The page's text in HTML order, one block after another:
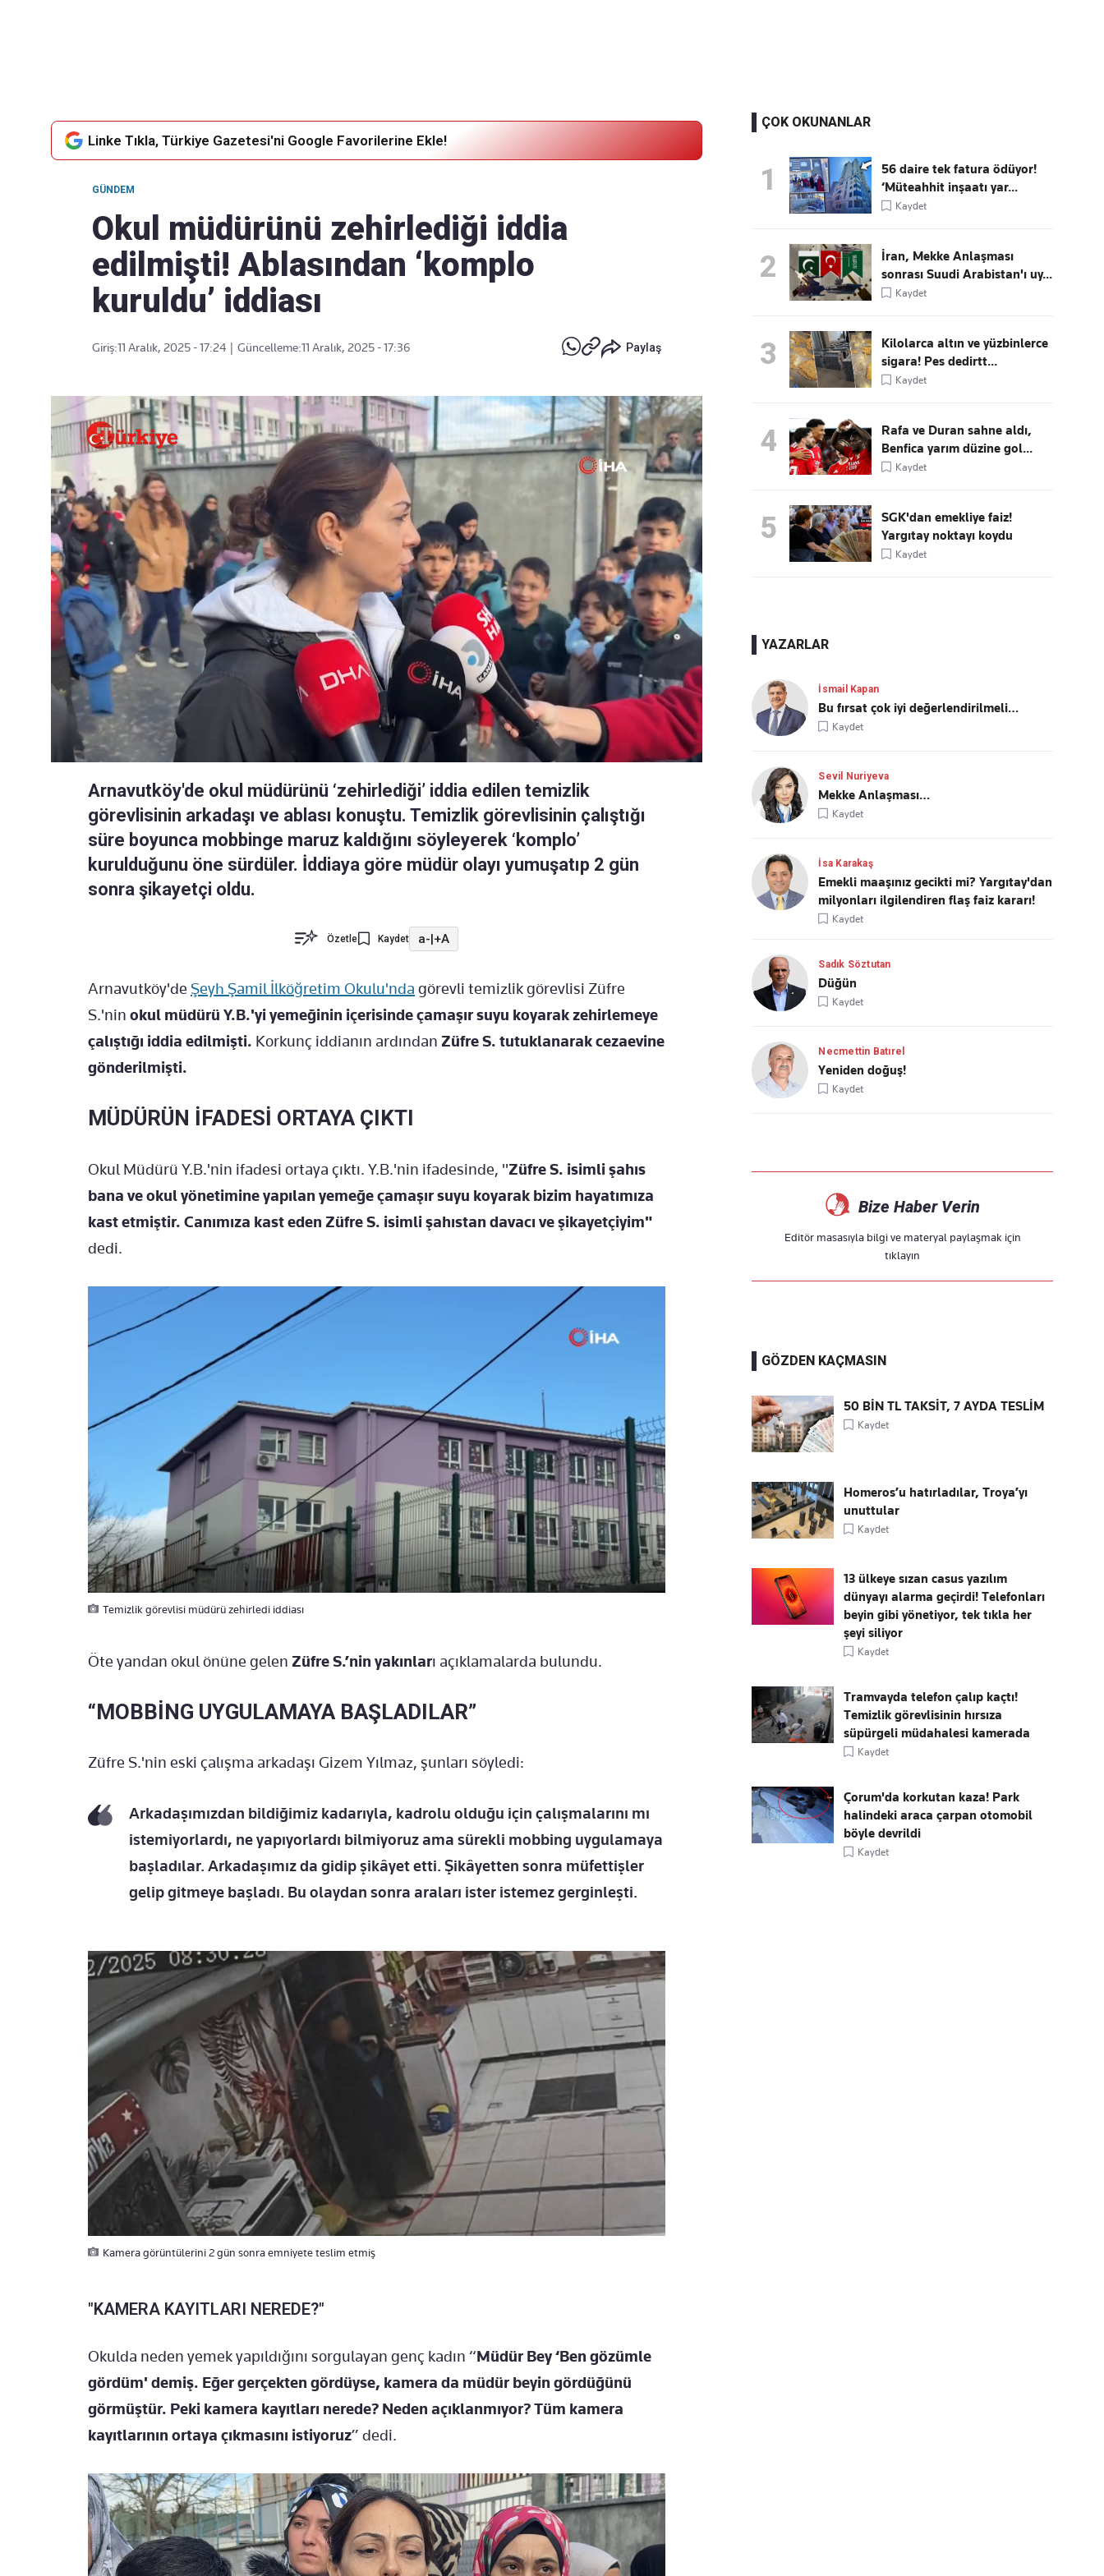
Linke Tıkla, Türkiye Gazetesi'ni Google Favorilerine Ekle!
GÜNDEM
Okul müdürünü zehirlediği iddia
edilmişti! Ablasından ‘komplo
kuruldu’ iddiası
Giriş:11 Aralık, 2025 - 17:24 Güncelleme:11 Aralık, 2025 - 17:36 Paylaş
Arnavutköy'de okul müdürünü ‘zehirlediği’ iddia edilen temizlik
görevlisinin arkadaşı ve ablası konuştu. Temizlik görevlisinin çalıştığı
süre boyunca mobbinge maruz kaldığını söyleyerek ‘komplo’
kurulduğunu öne sürdüler. İddiaya göre müdür olayı yumuşatıp 2 gün
sonra şikayetçi oldu.
Özetle Kaydet a-|+A
Arnavutköy'de Şeyh Şamil İlköğretim Okulu'nda görevli temizlik görevlisi Züfre
S.'nin okul müdürü Y.B.'yi yemeğinin içerisinde çamaşır suyu koyarak zehirlemeye
çalıştığı iddia edilmişti. Korkunç iddianın ardından Züfre S. tutuklanarak cezaevine
gönderilmişti.
MÜDÜRÜN İFADESİ ORTAYA ÇIKTI
Okul Müdürü Y.B.'nin ifadesi ortaya çıktı. Y.B.'nin ifadesinde, "Züfre S. isimli şahıs
bana ve okul yönetimine yapılan yemeğe çamaşır suyu koyarak bizim hayatımıza
kast etmiştir. Canımıza kast eden Züfre S. isimli şahıstan davacı ve şikayetçiyim"
dedi.
Temizlik görevlisi müdürü zehirledi iddiası
Öte yandan okul önüne gelen Züfre S.’nin yakınları açıklamalarda bulundu.
“MOBBİNG UYGULAMAYA BAŞLADILAR”
Züfre S.'nin eski çalışma arkadaşı Gizem Yılmaz, şunları söyledi:
Arkadaşımızdan bildiğimiz kadarıyla, kadrolu olduğu için çalışmalarını mı
istemiyorlardı, ne yapıyorlardı bilmiyoruz ama sürekli mobbing uygulamaya
başladılar. Arkadaşımız da gidip şikâyet etti. Şikâyetten sonra müfettişler
gelip gitmeye başladı. Bu olaydan sonra araları ister istemez gerginleşti.
Kamera görüntülerini 2 gün sonra emniyete teslim etmiş
"KAMERA KAYITLARI NEREDE?"
Okulda neden yemek yapıldığını sorgulayan genç kadın “Müdür Bey ‘Ben gözümle
gördüm' demiş. Eğer gerçekten gördüyse, kamera da müdür beyin gördüğünü
görmüştür. Peki kamera kayıtları nerede? Neden açıklanmıyor? Tüm kamera
kayıtlarının ortaya çıkmasını istiyoruz” dedi.
ÇOK OKUNANLAR
1
56 daire tek fatura ödüyor!
‘Müteahhit inşaatı yar...
Kaydet
2
İran, Mekke Anlaşması
sonrası Suudi Arabistan'ı uy...
Kaydet
3
Kilolarca altın ve yüzbinlerce
sigara! Pes dedirtt...
Kaydet
4
Rafa ve Duran sahne aldı,
Benfica yarım düzine gol...
Kaydet
5
SGK'dan emekliye faiz!
Yargıtay noktayı koydu
Kaydet
YAZARLAR
İsmail Kapan
Bu fırsat çok iyi değerlendirilmeli…
Kaydet
Sevil Nuriyeva
Mekke Anlaşması…
Kaydet
İsa Karakaş
Emekli maaşınız gecikti mi? Yargıtay'dan
milyonları ilgilendiren flaş faiz kararı!
Kaydet
Sadık Söztutan
Düğün
Kaydet
Necmettin Batırel
Yeniden doğuş!
Kaydet
Bize Haber Verin
Editör masasıyla bilgi ve materyal paylaşmak için
tıklayın
GÖZDEN KAÇMASIN
50 BİN TL TAKSİT, 7 AYDA TESLİM
Kaydet
Homeros’u hatırladılar, Troya’yı
unuttular
Kaydet
13 ülkeye sızan casus yazılım
dünyayı alarma geçirdi! Telefonları
beyin gibi yönetiyor, tek tıkla her
şeyi siliyor
Kaydet
Tramvayda telefon çalıp kaçtı!
Temizlik görevlisinin hırsıza
süpürgeli müdahalesi kamerada
Kaydet
Çorum'da korkutan kaza! Park
halindeki araca çarpan otomobil
böyle devrildi
Kaydet